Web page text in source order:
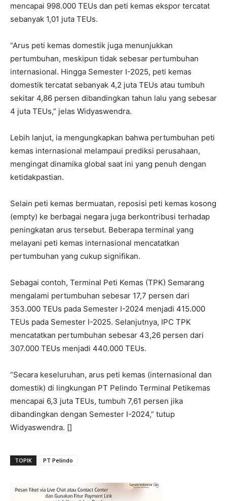
mencapai 998.000 TEUs dan peti kemas ekspor tercatat
sebanyak 1,01 juta TEUs.
“Arus peti kemas domestik juga menunjukkan
pertumbuhan, meskipun tidak sebesar pertumbuhan
internasional. Hingga Semester I-2025, peti kemas
domestik tercatat sebanyak 4,2 juta TEUs atau tumbuh
sekitar 4,86 persen dibandingkan tahun lalu yang sebesar
4 juta TEUs,” jelas Widyaswendra.
Lebih lanjut, ia mengungkapkan bahwa pertumbuhan peti
kemas internasional melampaui prediksi perusahaan,
mengingat dinamika global saat ini yang penuh dengan
ketidakpastian.
Selain peti kemas bermuatan, reposisi peti kemas kosong
(empty) ke berbagai negara juga berkontribusi terhadap
peningkatan arus tersebut. Beberapa terminal yang
melayani peti kemas internasional mencatatkan
pertumbuhan yang cukup signifikan.
Sebagai contoh, Terminal Peti Kemas (TPK) Semarang
mengalami pertumbuhan sebesar 17,7 persen dari
353.000 TEUs pada Semester I-2024 menjadi 415.000
TEUs pada Semester I-2025. Selanjutnya, IPC TPK
mencatatkan pertumbuhan sebesar 43,26 persen dari
307.000 TEUs menjadi 440.000 TEUs.
“Secara keseluruhan, arus peti kemas (internasional dan
domestik) di lingkungan PT Pelindo Terminal Petikemas
mencapai 6,3 juta TEUs, tumbuh 7,61 persen jika
dibandingkan dengan Semester I-2024,” tutup
Widyaswendra. []
TOPIK PT Pelindo